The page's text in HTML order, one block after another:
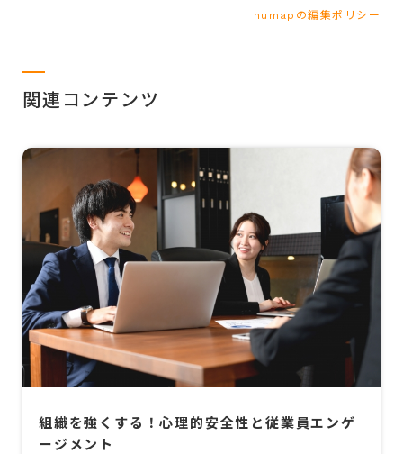
humapの編集ポリシー
関連コンテンツ
組織を強くする！心理的安全性と従業員エンゲ
ージメント